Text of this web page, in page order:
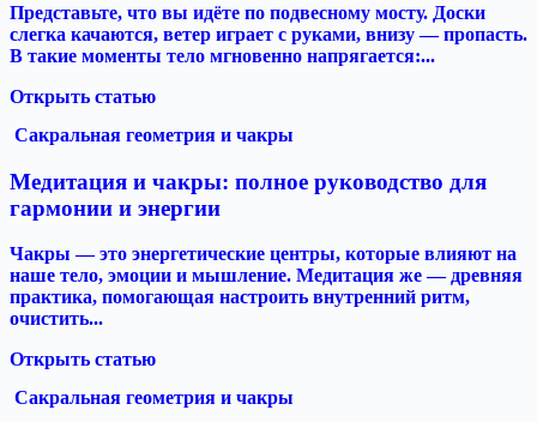
Представьте, что вы идёте по подвесному мосту. Доски
слегка качаются, ветер играет с руками, внизу — пропасть.
В такие моменты тело мгновенно напрягается:...
Открыть статью
Сакральная геометрия и чакры
Медитация и чакры: полное руководство для
гармонии и энергии
Чакры — это энергетические центры, которые влияют на
наше тело, эмоции и мышление. Медитация же — древняя
практика, помогающая настроить внутренний ритм,
очистить...
Открыть статью
Сакральная геометрия и чакры